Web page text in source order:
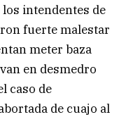
intendentes de
fuerte malestar
meter baza
en desmedro
caso de
de cuajo al